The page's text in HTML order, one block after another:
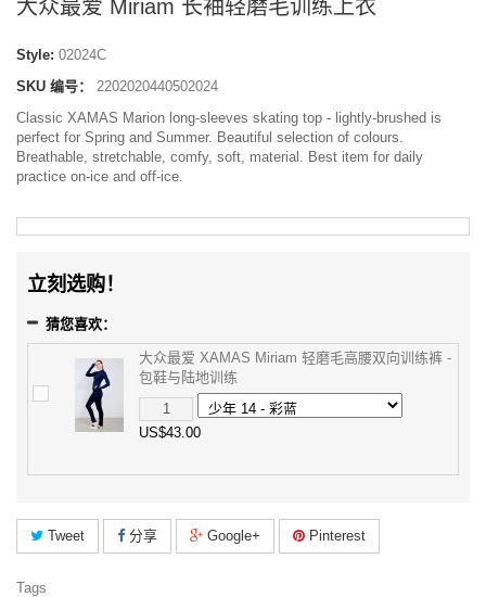
大众最爱 Miriam 长袖轻磨毛训练上衣
Style: 02024C
SKU 编号：
2202020440502024
Classic XAMAS Marion long-sleeves skating top - lightly-brushed is
perfect for Spring and Summer. Beautiful selection of colours.
Breathable, stretchable, comfy, soft, material. Best item for daily
practice on-ice and off-ice.
立刻选购！
猜您喜欢：
大众最爱 XAMAS Miriam 轻磨毛高腰双向训练裤 -
包鞋与陆地训练
US$43.00
Tweet 分享 Google+ Pinterest
Tags